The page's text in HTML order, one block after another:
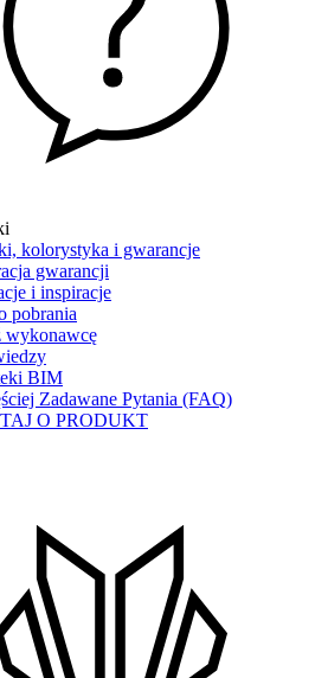
kolorystyka i gwarancje
gwarancji
i inspiracje
pobrania
wykonawcę
BIM
Zadawane Pytania (FAQ)
O PRODUKT